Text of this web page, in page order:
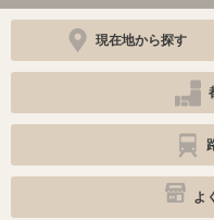
現在地から探す
よ